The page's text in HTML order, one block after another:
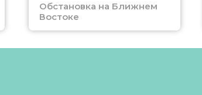
Обстановка на Ближнем
Востоке